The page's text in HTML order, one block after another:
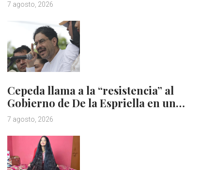
7 agosto, 2026
Cepeda llama a la “resistencia” al
Gobierno de De la Espriella en un…
7 agosto, 2026